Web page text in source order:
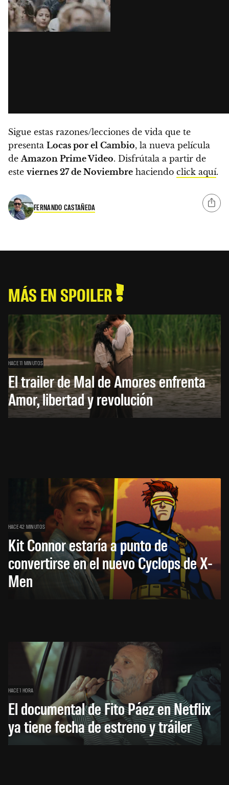
Sigue estas razones/lecciones de vida que te
presenta Locas por el Cambio, la nueva película
deAmazon Prime Video. Disfrútala a partir de
este viernes 27 de Noviembre haciendo click aquí.
FERNANDO CASTAÑEDA
MÁS EN SPOILER
HACE 11 MINUTOS
El trailer de Mal de Amores enfrenta
Amor, libertad y revolución
HACE 42 MINUTOS
Kit Connor estaría a punto de
convertirse en el nuevo Cyclops de X-
Men
HACE 1 HORA
El documental de Fito Páez en Netflix
ya tiene fecha de estreno y tráiler